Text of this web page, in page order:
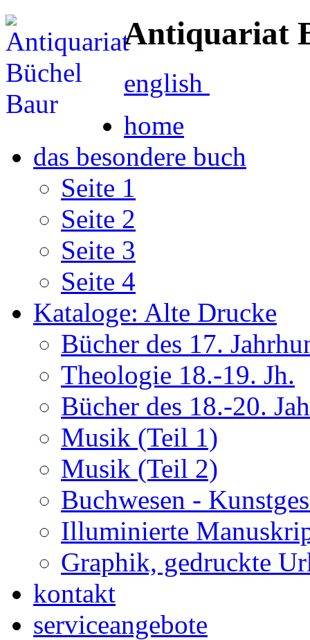
Antiquariat
english
home
das besondere buch
Seite 1
Seite 2
Seite 3
Seite 4
Kataloge: Alte Drucke
Bücher des 17.
Theologie 18.-19. Jh.
Bücher des 18.-20.
Musik (Teil 1)
Musik (Teil 2)
Buchwesen -
Illuminierte
Graphik, gedruckte
kontakt
serviceangebote